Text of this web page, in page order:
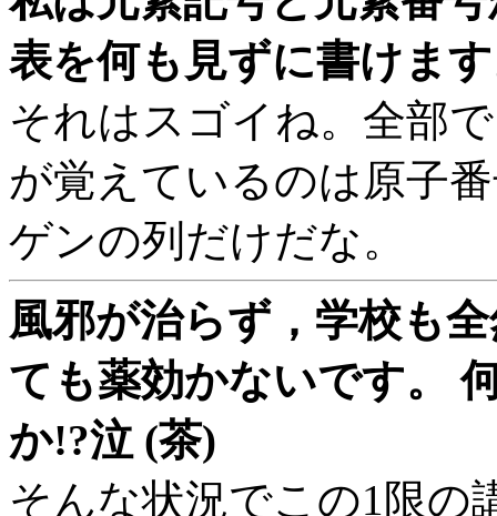
表を何も見ずに書けま
それはスゴイね。全部
が覚えているのは原子
ゲンの列だけだな。
風邪が治らず，学校も
ても薬効かないです。
か!?泣 (茶)
そんな状況でこの1限の